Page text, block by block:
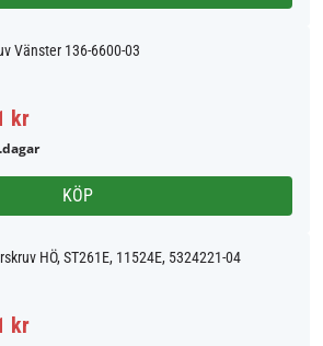
Vänster 136-6600-03
kr
KÖP
HÖ, ST261E, 11524E, 5324221-04
kr